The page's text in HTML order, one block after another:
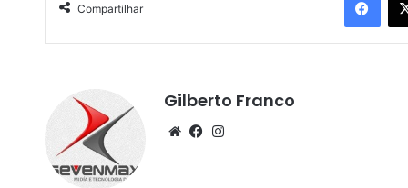
Compartilhar
Gilberto Franco
We Fa